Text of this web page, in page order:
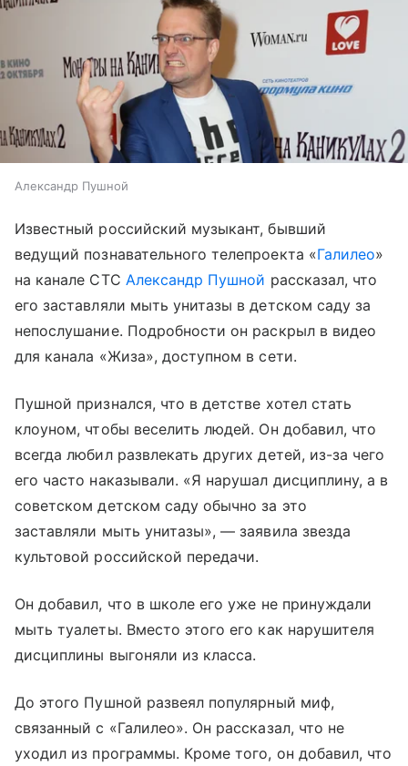
Александр Пушной
Известный российский музыкант, бывший
ведущий познавательного телепроекта «Галилео»
на канале СТС Александр Пушной рассказал, что
его заставляли мыть унитазы в детском саду за
непослушание. Подробности он раскрыл в видео
для канала «Жиза», доступном в сети.
Пушной признался, что в детстве хотел стать
клоуном, чтобы веселить людей. Он добавил, что
всегда любил развлекать других детей, из-за чего
его часто наказывали. «Я нарушал дисциплину, а в
советском детском саду обычно за это
заставляли мыть унитазы», — заявила звезда
культовой российской передачи.
Он добавил, что в школе его уже не принуждали
мыть туалеты. Вместо этого его как нарушителя
дисциплины выгоняли из класса.
До этого Пушной развеял популярный миф,
связанный с «Галилео». Он рассказал, что не
уходил из программы. Кроме того, он добавил, что